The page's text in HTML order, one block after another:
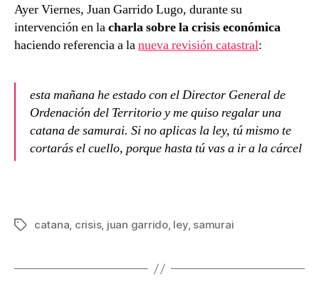
Ayer Viernes, Juan Garrido Lugo, durante su
intervención en lacharla sobre la crisis económica
haciendo referencia a lanueva revisión catastral:
esta mañana he estado con el Director General de
Ordenación del Territorio y me quiso regalar una
catana de samurai. Si no aplicas la ley, tú mismo te
cortarás el cuello, porque hasta tú vas a ir a la cárcel
Etiquetas
catana, crisis, juan garrido, ley, samurai